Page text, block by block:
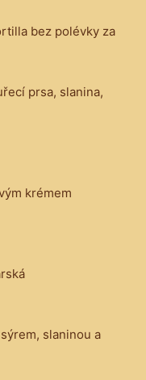
bez polévky za
prsa, slanina,
krémem
slaninou a